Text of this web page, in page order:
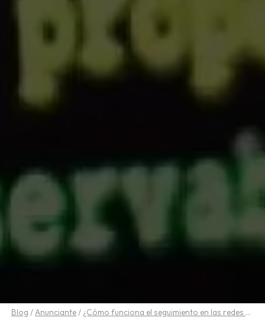
Blog /Anunciante/ ¿Cómo funciona el seguimiento en las redes de afiliados?